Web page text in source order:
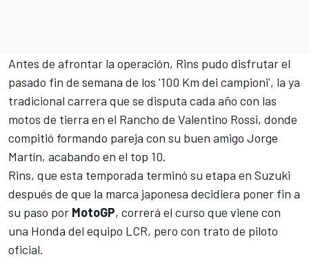
Antes de afrontar la operación, Rins pudo disfrutar el
pasado fin de semana de los '100 Km dei campioni', la ya
tradicional carrera que se disputa cada año con las
motos de tierra en el Rancho de Valentino Rossi, donde
compitió formando pareja con su buen amigo Jorge
Martín, acabando en el top 10.
Rins, que esta temporada terminó su etapa en Suzuki
después de que la marca japonesa decidiera poner fin a
su paso por MotoGP, correrá el curso que viene con
una Honda del equipo LCR, pero con trato de piloto
oficial.